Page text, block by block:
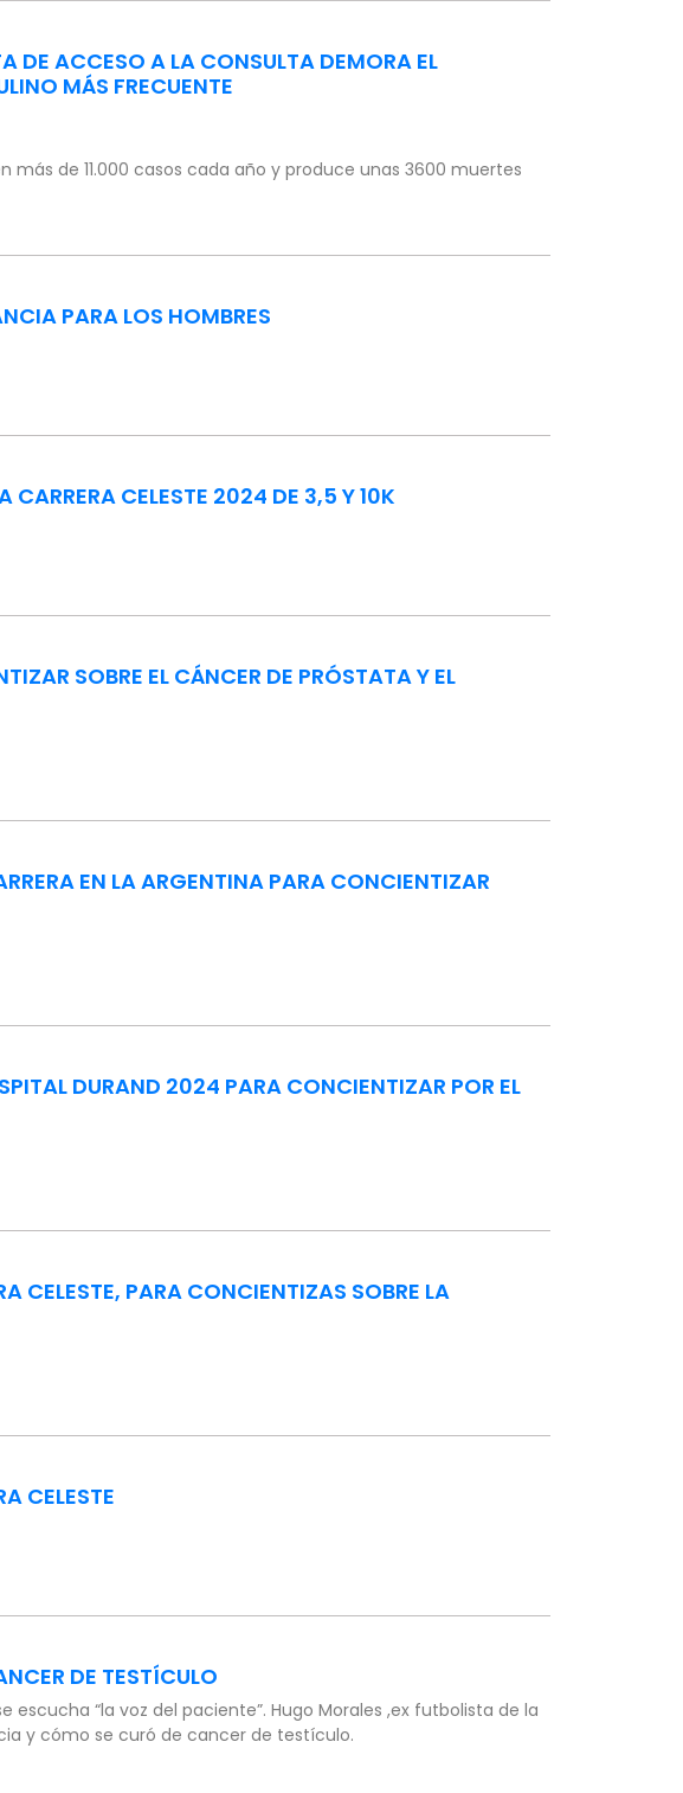
DE ACCESO A LA CONSULTA DEMORA EL
MÁS FRECUENTE
de 11.000 casos cada año y produce unas 3600 muertes
PARA LOS HOMBRES
CARRERA CELESTE 2024 DE 3,5 Y 10K
SOBRE EL CÁNCER DE PRÓSTATA Y EL
EN LA ARGENTINA PARA CONCIENTIZAR
DURAND 2024 PARA CONCIENTIZAR POR EL
CELESTE, PARA CONCIENTIZAS SOBRE LA
CELESTE
DE TESTÍCULO
“la voz del paciente”. Hugo Morales ,ex futbolista de la
y cómo se curó de cancer de testículo.